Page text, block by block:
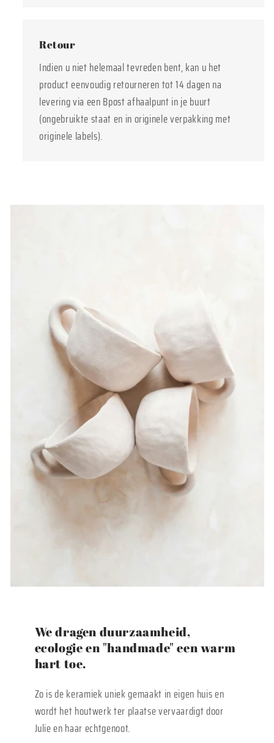
Retour
Indien u niet helemaal tevreden bent, kan u het
product eenvoudig retourneren tot 14 dagen na
levering via een Bpost afhaalpunt in je buurt
(ongebruikte staat en in originele verpakking met
originele labels).
We dragen duurzaamheid,
ecologie en "handmade" een warm
hart toe.
Zo is de keramiek uniek gemaakt in eigen huis en
wordt het houtwerk ter plaatse vervaardigt door
Julie en haar echtgenoot.